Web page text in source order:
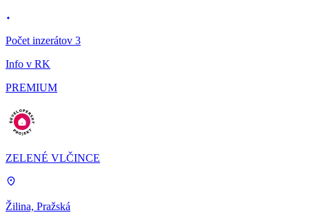
Počet inzerátov 3
Info v RK
PREMIUM
ZELENÉ VLČINCE
Žilina, Pražská